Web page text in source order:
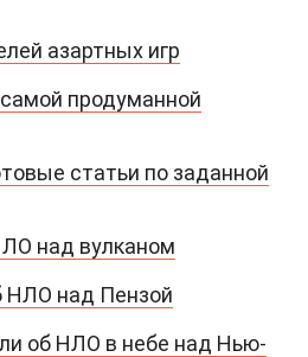
азартных игр
продуманной
статьи по заданной
над вулканом
НЛО над Пензой
об НЛО в небе над Нью-